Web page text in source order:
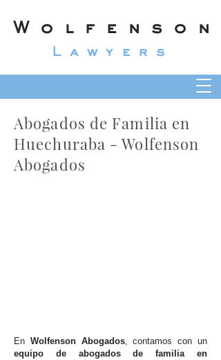
Wolfenson
Lawyers
Abogados de Familia en
Huechuraba - Wolfenson
Abogados
En Wolfenson Abogados, contamos con un
equipo de abogados de familia en